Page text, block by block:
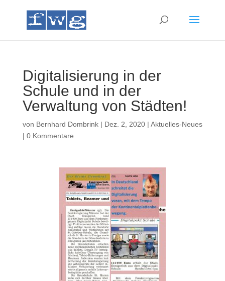
Digitalisierung in der
Schule und in der
Verwaltung von Städten!
von Bernhard Dombrink| Dez. 2, 2020| Aktuelles-Neues
| 0 Kommentare